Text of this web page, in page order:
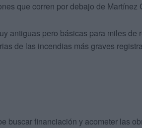
que corren por debajo de Martínez
antiguas pero básicas para miles de
de las incendias más graves
buscar financiación y acometer las